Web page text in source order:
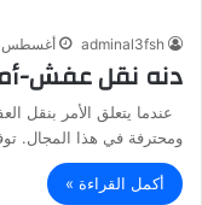
adminal3fsh أغسطس 11, 2023
دنه نقل عفش-
عندما يتعلق الأمر بنقل
ومحترفة في هذا المجال.
أكمل القراءة »